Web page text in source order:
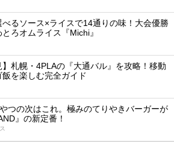
るソース×ライスで14通りの味！大会優勝
ろオムライス『Michi』
】札幌・4PLAの『大通バル』を攻略！移動
を楽しむ完全ガイド
つの次はこれ。極みのてりやきバーガーが
』の新定番！